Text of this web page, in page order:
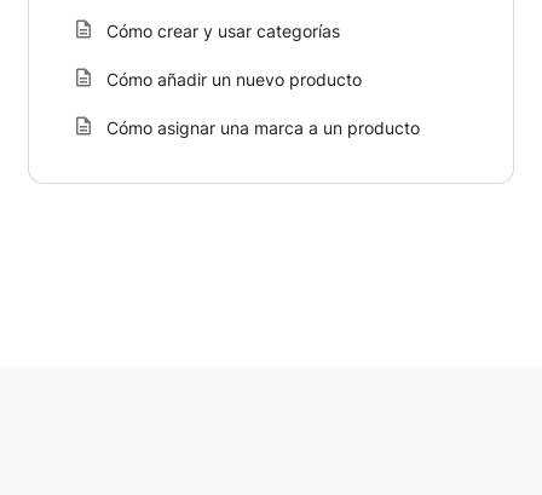
Cómo crear y usar categorías
Cómo añadir un nuevo producto
Cómo asignar una marca a un producto